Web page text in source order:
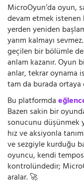
MicroOyun’da oyun,
devam etmek istenen
yerden yeniden
yarım kalmayı
geçilen bir bölümle
anlam kazanır. Oyun
anlar, tekrar oynama
tam da burada ortaya
Bu platformda
Bazen sakin bir
sonucunu düşünmek
hız ve aksiyonla
ve sezgiyle kurduğu
oyuncu, kendi
kontrolündedir;
aralar. 🚀